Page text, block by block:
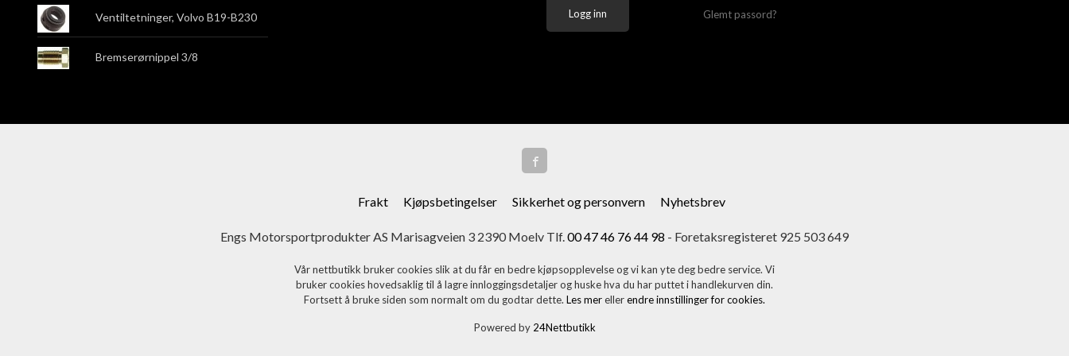
Ventiltetninger, Volvo B19-B230
Bremserørnippel 3/8
Glemt passord?
Frakt Kjøpsbetingelser Sikkerhet og personvern Nyhetsbrev
Engs Motorsportprodukter AS Marisagveien 3 2390 Moelv Tlf.00 47 46 76 44 98 - Foretaksregisteret 925 503 649
Vår nettbutikk bruker cookies slik at du får en bedre kjøpsopplevelse og vi kan yte deg bedre service. Vi
bruker cookies hovedsaklig til å lagre innloggingsdetaljer og huske hva du har puttet i handlekurven din.
Fortsett å bruke siden som normalt om du godtar dette. Les merellerendre innstillinger for cookies.
Powered by 24Nettbutikk